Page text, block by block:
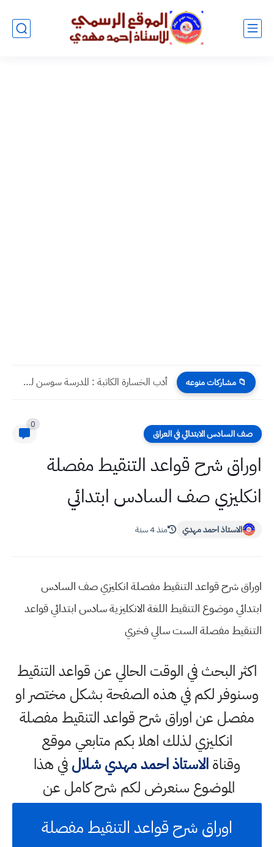
📁 مشاركات منوعه سندك بعد الله الكاتبة : المدرسة سوسن لطيف ثانوية المتميزين...
صف السادس الابتدائي في العراق
0
اوراق شرح قواعد التنقيط مفصلة
انكليزي صف السادس ابتدائي
الاستاذ احمد مهدي منذ 4 سنة
اوراق شرح قواعد التنقيط مفصلة انكليزي صف السادس
ابتدائي موضوع التنقيط اللغة الانكليزية سادس ابتدائي قواعد
التنقيط مفصلة الست سالي فخري
اكثر البحث في الوقت الحالي عن قواعد التنقيط
وسنوفر لكم في هذه الصفحة بشكل مختصر او
مفصل عن اوراق شرح قواعد التنقيط مفصلة
انكليزي لذلك اهلا بكم متابعي موقع
وقناةالاستاذ احمد مهدي شلالفي هذا
الموضوع سنعرض لكم شرح كامل عن
اوراق شرح قواعد التنقيط مفصلة